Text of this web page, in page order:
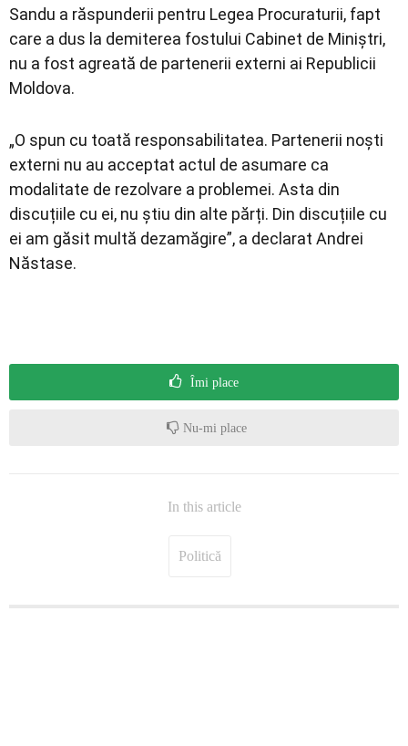
Sandu a răspunderii pentru Legea Procuraturii, fapt
care a dus la demiterea fostului Cabinet de Miniştri,
nu a fost agreată de partenerii externi ai Republicii
Moldova.
„O spun cu toată responsabilitatea. Partenerii noști
externi nu au acceptat actul de asumare ca
modalitate de rezolvare a problemei. Asta din
discuțiile cu ei, nu știu din alte părți. Din discuțiile cu
ei am găsit multă dezamăgire”, a declarat Andrei
Năstase.
Îmi place
Nu-mi place
In this article
Politică